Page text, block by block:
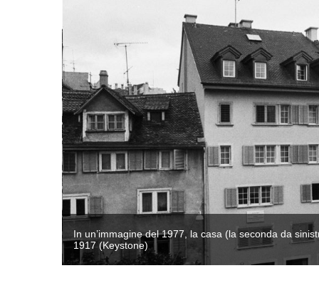
In un’immagine del 1977, la casa (la seconda da
1917 (Keystone)